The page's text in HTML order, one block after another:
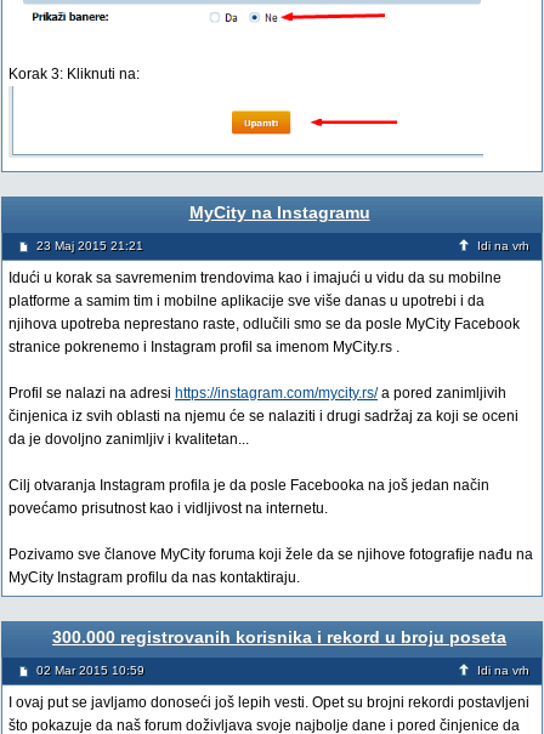
Korak 3: Kliknuti na:
MyCity na Instagramu
23 Maj 2015 21:21 Idi na vrh
Idući u korak sa savremenim trendovima kao i imajući u vidu da su mobilne
platforme a samim tim i mobilne aplikacije sve više danas u upotrebi i da
njihova upotreba neprestano raste, odlučili smo se da posle MyCity Facebook
stranice pokrenemo i Instagram profil sa imenom MyCity.rs .
Profil se nalazi na adresi https://instagram.com/mycity.rs/a pored zanimljivih
činjenica iz svih oblasti na njemu će se nalaziti i drugi sadržaj za koji se oceni
da je dovoljno zanimljiv i kvalitetan...
Cilj otvaranja Instagram profila je da posle Facebooka na još jedan način
povećamo prisutnost kao i vidljivost na internetu.
Pozivamo sve članove MyCity foruma koji žele da se njihove fotografije nađu na
MyCity Instagram profilu da nas kontaktiraju.
300.000 registrovanih korisnika i rekord u broju poseta
02 Mar 2015 10:59 Idi na vrh
I ovaj put se javljamo donoseći još lepih vesti. Opet su brojni rekordi postavljeni
što pokazuje da naš forum doživljava svoje najbolje dane i pored činjenice da